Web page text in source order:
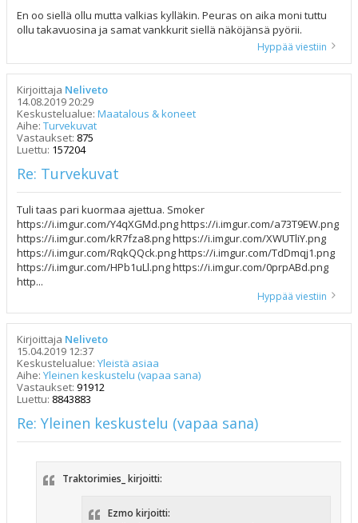
En oo siellä ollu mutta valkias kylläkin. Peuras on aika moni tuttu
ollu takavuosina ja samat vankkurit siellä näköjänsä pyörii.
Hyppää viestiin
Kirjoittaja Neliveto
14.08.2019 20:29
Keskustelualue: Maatalous & koneet
Aihe: Turvekuvat
Vastaukset: 875
Luettu: 157204
Re: Turvekuvat
Tuli taas pari kuormaa ajettua. Smoker
https://i.imgur.com/Y4qXGMd.png https://i.imgur.com/a73T9EW.png
https://i.imgur.com/kR7fza8.png https://i.imgur.com/XWUTliY.png
https://i.imgur.com/RqkQQck.png https://i.imgur.com/TdDmqj1.png
https://i.imgur.com/HPb1uLl.png https://i.imgur.com/0prpABd.png
http...
Hyppää viestiin
Kirjoittaja Neliveto
15.04.2019 12:37
Keskustelualue: Yleistä asiaa
Aihe: Yleinen keskustelu (vapaa sana)
Vastaukset: 91912
Luettu: 8843883
Re: Yleinen keskustelu (vapaa sana)
Traktorimies_ kirjoitti:
Ezmo kirjoitti: